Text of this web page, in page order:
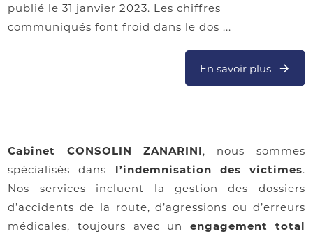
publié le 31 janvier 2023. Les chiffres
communiqués font froid dans le dos ...
En savoir plus
Cabinet CONSOLIN ZANARINI, nous sommes
spécialisés dans l’indemnisation des victimes.
Nos services incluent la gestion des dossiers
d’accidents de la route, d’agressions ou d’erreurs
médicales, toujours avec unengagement total